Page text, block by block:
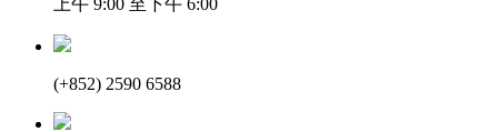
上午 9:00 至下午 6:00
(+852) 2590 6588